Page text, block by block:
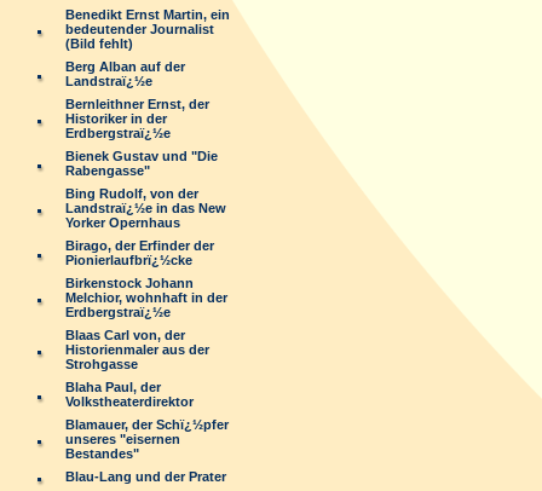
Benedikt Ernst Martin, ein
bedeutender Journalist
(Bild fehlt)
Berg Alban auf der
Landstraï¿½e
Bernleithner Ernst, der
Historiker in der
Erdbergstraï¿½e
Bienek Gustav und "Die
Rabengasse"
Bing Rudolf, von der
Landstraï¿½e in das New
Yorker Opernhaus
Birago, der Erfinder der
Pionierlaufbrï¿½cke
Birkenstock Johann
Melchior, wohnhaft in der
Erdbergstraï¿½e
Blaas Carl von, der
Historienmaler aus der
Strohgasse
Blaha Paul, der
Volkstheaterdirektor
Blamauer, der Schï¿½pfer
unseres "eisernen
Bestandes"
Blau-Lang und der Prater